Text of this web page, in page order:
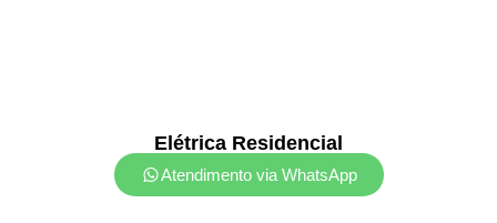
Elétrica Residencial
Atendimento via WhatsApp